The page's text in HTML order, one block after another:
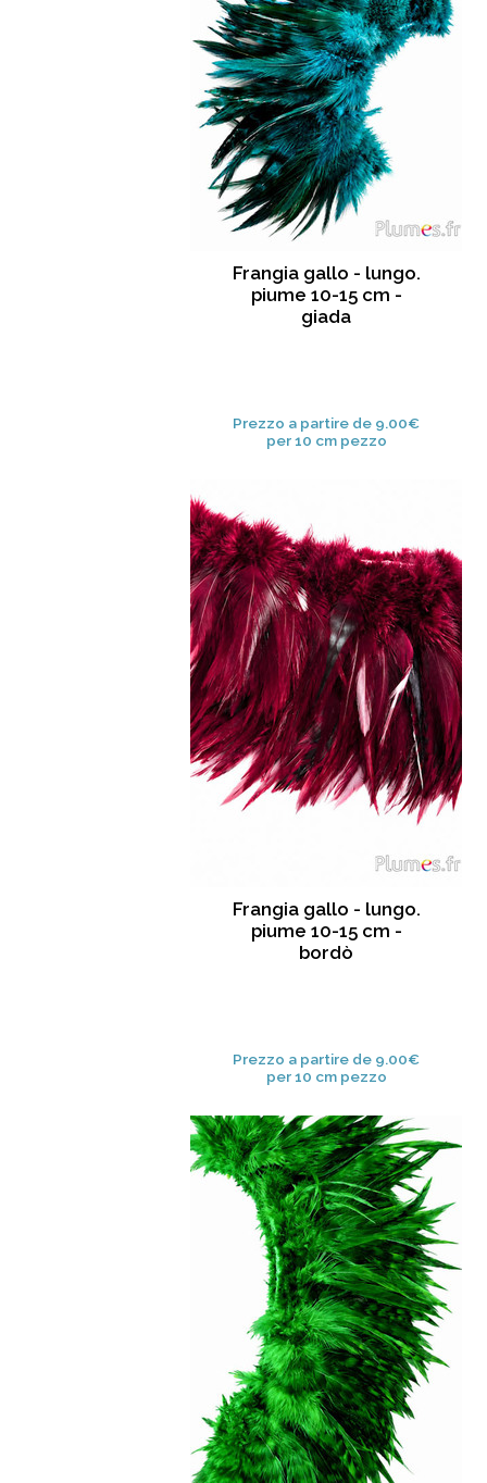
Frangia gallo - lungo.
piume 10-15 cm -
giada
Prezzo a partire de 9.00€
per 10 cm pezzo
Frangia gallo - lungo.
piume 10-15 cm -
bordò
Prezzo a partire de 9.00€
per 10 cm pezzo